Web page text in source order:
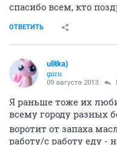
спасибо всем, кто
ОТВЕТИТЬ
ulitka)
guru
09 августа 2013
Я раньше тоже их
всему городу разных
воротит от запаха
работу/с работу еду -